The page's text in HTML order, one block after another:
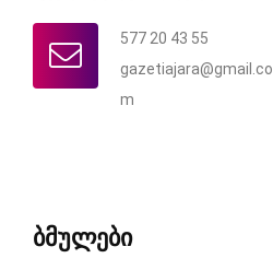
577 20 43 55
gazetiajara@gmail.co
m
ბმულები